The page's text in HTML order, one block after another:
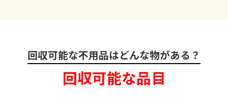
回収可能な不用品はどんな物がある？
回収可能な品目